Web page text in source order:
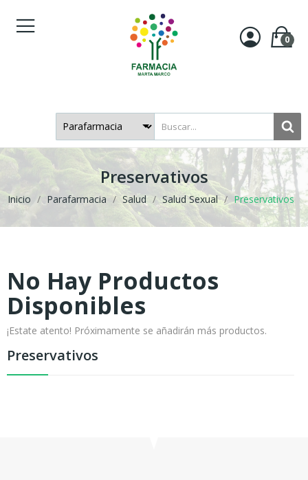
0
Preservativos
Inicio Parafarmacia Salud Salud Sexual Preservativos
Preservativos
No Hay Productos
Disponibles
¡Estate atento! Próximamente se añadirán más productos.